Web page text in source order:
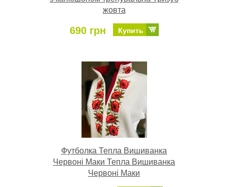
жовта
690 грн Купить
Футболка Тепла Вишиванка
Червоні Маки Тепла Вишиванка
Червоні Маки